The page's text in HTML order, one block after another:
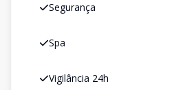
Segurança
Spa
Vigilância 24h